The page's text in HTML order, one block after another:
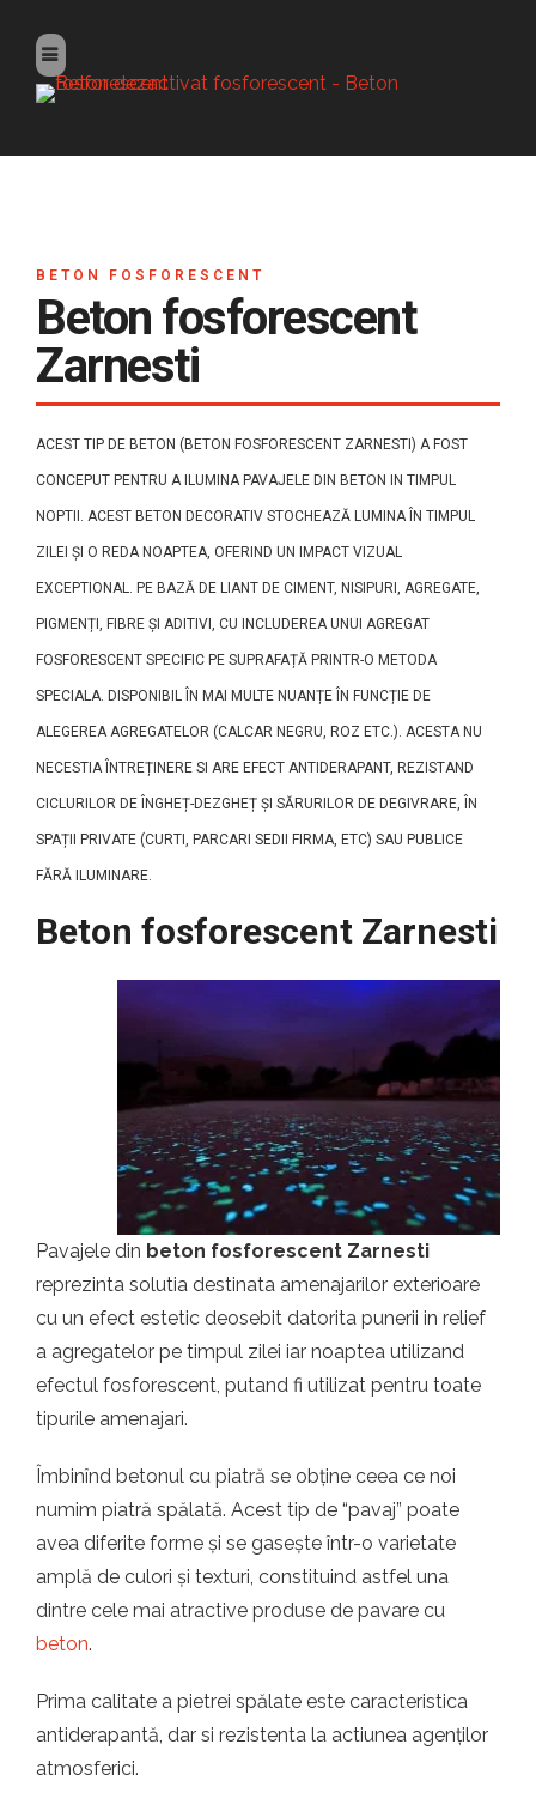
BETON FOSFORESCENT
Beton fosforescent
Zarnesti
ACEST TIP DE BETON (BETON FOSFORESCENT ZARNESTI) A FOST
CONCEPUT PENTRU A ILUMINA PAVAJELE DIN BETON IN TIMPUL
NOPTII. ACEST BETON DECORATIV STOCHEAZĂ LUMINA ÎN TIMPUL
ZILEI ȘI O REDA NOAPTEA, OFERIND UN IMPACT VIZUAL
EXCEPTIONAL. PE BAZĂ DE LIANT DE CIMENT, NISIPURI, AGREGATE,
PIGMENȚI, FIBRE ȘI ADITIVI, CU INCLUDEREA UNUI AGREGAT
FOSFORESCENT SPECIFIC PE SUPRAFAȚĂ PRINTR-O METODA
SPECIALA. DISPONIBIL ÎN MAI MULTE NUANȚE ÎN FUNCȚIE DE
ALEGEREA AGREGATELOR (CALCAR NEGRU, ROZ ETC.). ACESTA NU
NECESTIA ÎNTREȚINERE SI ARE EFECT ANTIDERAPANT, REZISTAND
CICLURILOR DE ÎNGHEȚ-DEZGHEȚ ȘI SĂRURILOR DE DEGIVRARE, ÎN
SPAȚII PRIVATE (CURTI, PARCARI SEDII FIRMA, ETC) SAU PUBLICE
FĂRĂ ILUMINARE.
Beton fosforescent Zarnesti
Pavajele din beton fosforescent Zarnesti
reprezinta solutia destinata amenajarilor exterioare
cu un efect estetic deosebit datorita punerii in relief
a agregatelor pe timpul zilei iar noaptea utilizand
efectul fosforescent, putand fi utilizat pentru toate
tipurile amenajari.
Îmbinînd betonul cu piatră se obține ceea ce noi
numim piatră spălată. Acest tip de “pavaj” poate
avea diferite forme și se gasește într-o varietate
amplă de culori și texturi, constituind astfel una
dintre cele mai atractive produse de pavare cu
beton.
Prima calitate a pietrei spălate este caracteristica
antiderapantă, dar si rezistenta la actiunea agenților
atmosferici.